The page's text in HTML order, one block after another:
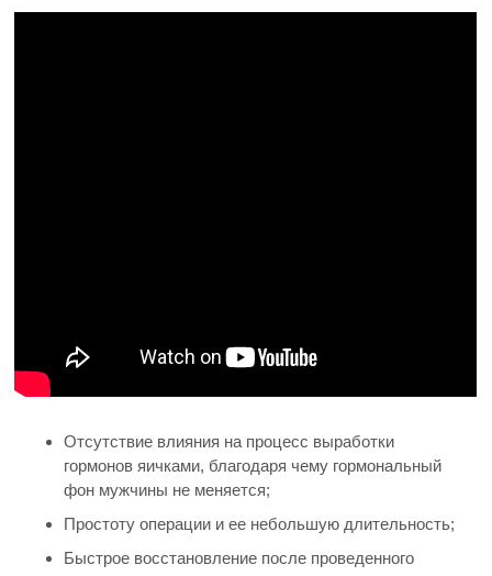
Отсутствие влияния на процесс выработки
гормонов яичками, благодаря чему гормональный
фон мужчины не меняется;
Простоту операции и ее небольшую длительность;
Быстрое восстановление после проведенного